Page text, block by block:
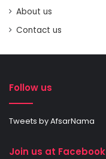
About us
Contact us
Follow us
Tweets by AfsarNama
Join us at Facebook